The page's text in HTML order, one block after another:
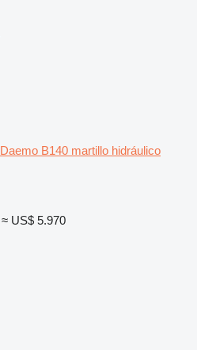
Daemo B140 martillo hidráulico
≈ US$ 5.970